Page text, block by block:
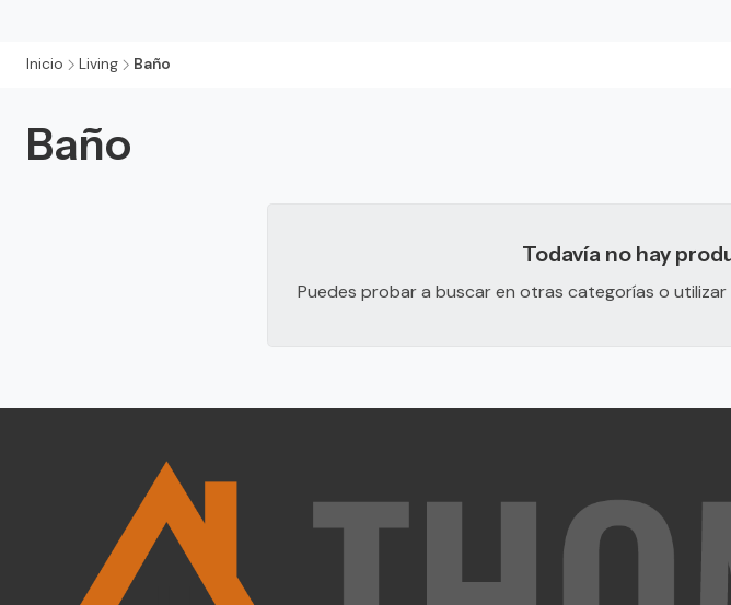
Inicio Living Baño
Baño
Todavía no hay
Puedes probar a buscar en otras categorías o